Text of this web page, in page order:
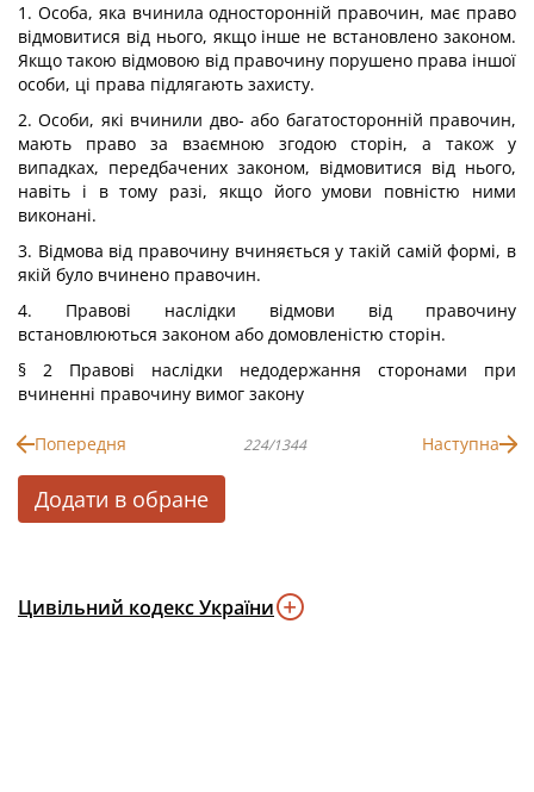
1. Особа, яка вчинила односторонній правочин, має право
відмовитися від нього, якщо інше не встановлено законом.
Якщо такою відмовою від правочину порушено права іншої
особи, ці права підлягають захисту.
2. Особи, які вчинили дво- або багатосторонній правочин,
мають право за взаємною згодою сторін, а також у
випадках, передбачених законом, відмовитися від нього,
навіть і в тому разі, якщо його умови повністю ними
виконані.
3. Відмова від правочину вчиняється у такій самій формі, в
якій було вчинено правочин.
4. Правові наслідки відмови від правочину
встановлюються законом або домовленістю сторін.
§ 2 Правові наслідки недодержання сторонами при
вчиненні правочину вимог закону
Попередня 224/1344 Наступна
Додати в обране
Цивільний кодекс України